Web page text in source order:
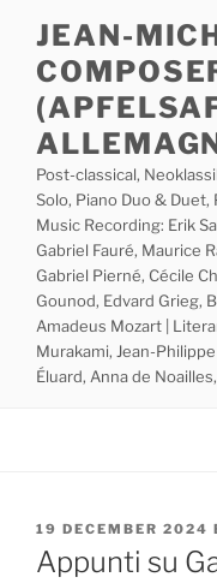
content
JEAN-
Post-classical,
Solo, Piano Duo & Duet,
Music Recording: Erik
Gabriel Fauré, Maurice
Gabriel Pierné, Cécile
Gounod, Edvard Grieg,
Amadeus Mozart |
Murakami, Jean-
Éluard, Anna de
POSTED
ON
19 DECEMBER 2024
Appunti su